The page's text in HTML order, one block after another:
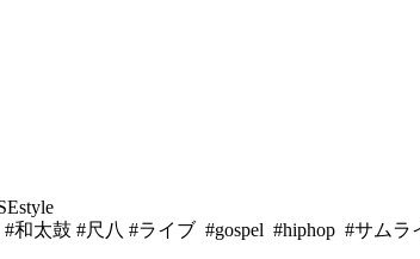
太鼓 #尺八 #ライブ #gospel #hiphop #サムラ